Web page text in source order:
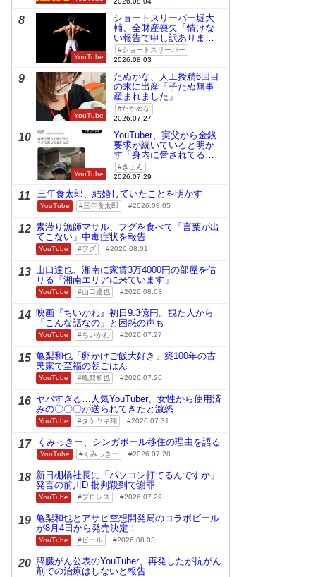
8
YouTube
ショートスリーパー堀大
輔、全財産喪失「情けな
い報告で申し訳ありませ
ん」ショートスリーパー
2026.08.03
9
YouTube
たぬかな、人工授精6回目
の末に出産「子たぬ無事
産まれました」
たかぬな
2026.07.27
10
YouTube
YouTuber、実父から金銭
要求が続いていると明か
す「身内に脅されてる
の」きょん
2026.07.29
11 三年食太郎、結婚していたことを明かす
YouTube 三年食太郎 2026.08.05
12 素潜り漁師マサル、フグを食べて「言葉が出
てこない」中毒症状を報告
YouTube フグ 2026.08.01
13 山口達也、湘南に家賃3万4000円の部屋を借
りる「湘南エリアに来ています」
YouTube 山口達也 2026.08.03
14 映画『ちいかわ』初日9.3億円。観た人から
「こんな話なの」と困惑の声も
YouTube ちいかわ 2026.07.27
15 亀梨和也「卵かけご飯大好き」築100年の古
民家で至福の朝ごはん
YouTube 亀梨和也 2026.07.26
16 ヤバすぎる…人気YouTuber、女性から使用済
みの〇〇〇が送られてきたと激怒
YouTube タケヤキ翔 2026.07.31
17 くみっきー、シンガポール移住の理由を語る
YouTube くみっきー 2026.07.28
18 新日棚橋社長に「パソコン打てるんですか」
発言の前川D 批判殺到で謝罪
YouTube プロレス 2026.07.29
19 亀梨和也とアサヒ空想開発局のコラボビール
が8月4日から発売決定！
YouTube ビール 2026.08.03
20 膵臓がん公表のYouTuber、再発したが抗がん
剤での治療はしないと報告